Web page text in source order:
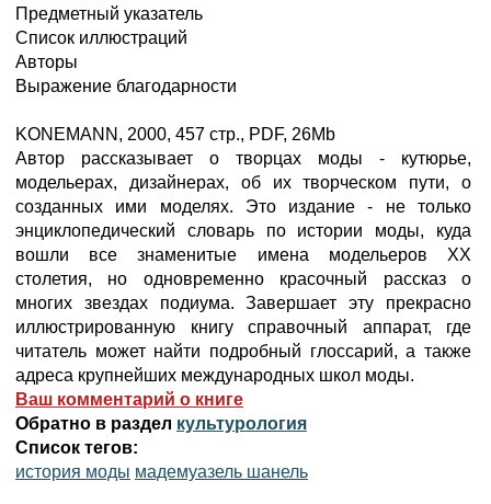
Предметный указатель
Список иллюстраций
Авторы
Выражение благодарности
KONEMANN, 2000, 457 стр., PDF, 26Mb
Автор рассказывает о творцах моды - кутюрье,
модельерах, дизайнерах, об их творческом пути, о
созданных ими моделях. Это издание - не только
энциклопедический словарь по истории моды, куда
вошли все знаменитые имена модельеров XX
столетия, но одновременно красочный рассказ о
многих звездах подиума. Завершает эту прекрасно
иллюстрированную книгу справочный аппарат, где
читатель может найти подробный глоссарий, а также
адреса крупнейших международных школ моды.
Ваш комментарий о книге
Обратно в раздел культурология
Список тегов:
история моды мадемуазель шанель